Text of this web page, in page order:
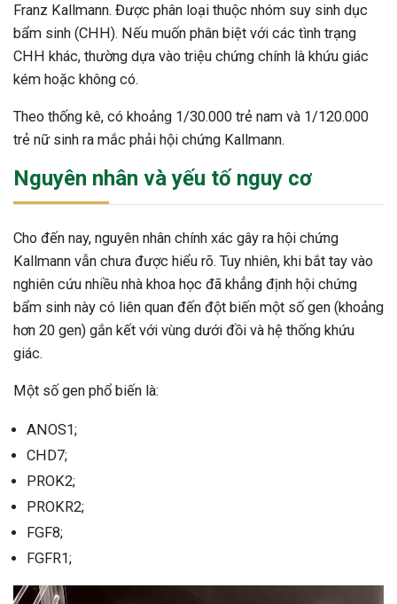
Sau Sinh Có Tự Khỏi
Thông Tin Cần Biết
sau sinh là tình trạng viêm da
của chị em trở nên khô...
Franz Kallmann. Được phân loại thuộc nhóm suy sinh dục
bẩm sinh (CHH). Nếu muốn phân biệt với các tình trạng
CHH khác, thường dựa vào triệu chứng chính là khứu giác
kém hoặc không có.
Theo thống kê, có khoảng 1/30.000 trẻ nam và 1/120.000
trẻ nữ sinh ra mắc phải hội chứng Kallmann.
Nguyên nhân và yếu tố nguy cơ
Cho đến nay, nguyên nhân chính xác gây ra hội chứng
Kallmann vẫn chưa được hiểu rõ. Tuy nhiên, khi bắt tay vào
nghiên cứu nhiều nhà khoa học đã khẳng định hội chứng
bẩm sinh này có liên quan đến đột biến một số gen (khoảng
hơn 20 gen) gắn kết với vùng dưới đồi và hệ thống khứu
giác.
Một số gen phổ biến là:
ANOS1;
CHD7;
PROK2;
PROKR2;
FGF8;
FGFR1;